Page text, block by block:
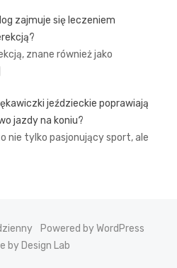
zajmuje się leczeniem
znane również jako
jeździeckie poprawiają
jazdy na koniu?
nie tylko pasjonujący sport, ale
Powered by WordPress
by Design Lab